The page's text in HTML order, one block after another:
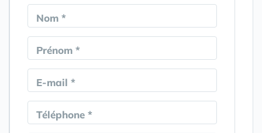
Nom *
Prénom *
E-mail *
Téléphone *